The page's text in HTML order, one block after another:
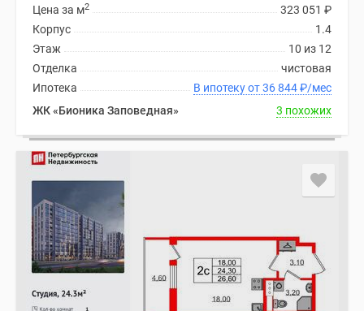
323 051 ₽
Цена за м2
1.4
Корпус
10 из 12
Этаж
чистовая
Отделка
В ипотеку от 36 844₽/мес
Ипотека
ЖК «Бионика Заповедная»
3 похожих